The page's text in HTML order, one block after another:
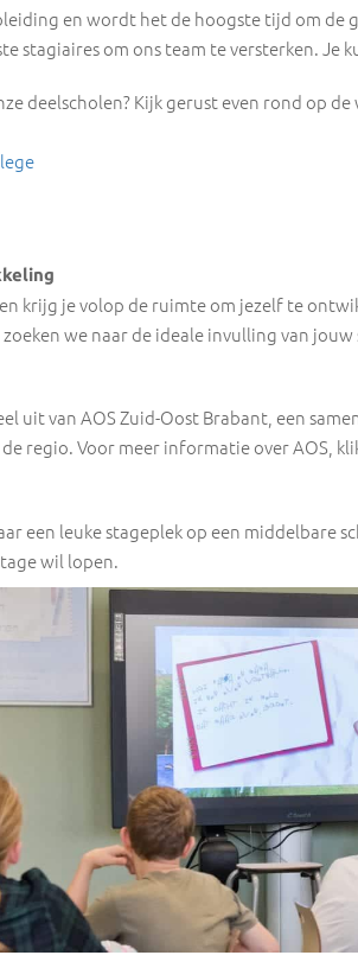
en wordt het de hoogste tijd om de
stagiaires om ons team te versterken.
deelscholen? Kijk gerust even rond op de
krijg je volop de ruimte om jezelf te
zoeken we naar de ideale invulling van
uit van AOS Zuid-Oost Brabant, een
regio. Voor meer informatie over AOS,
een leuke stageplek op een middelbare
wil lopen.